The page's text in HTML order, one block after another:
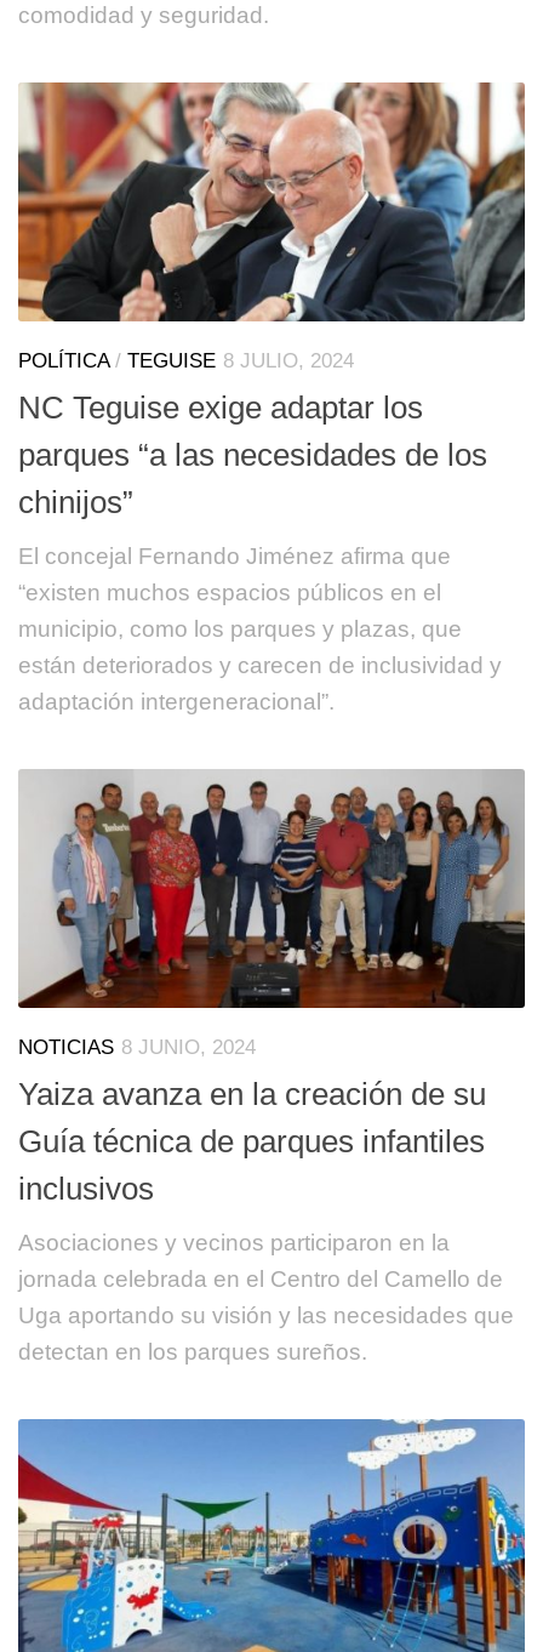
comodidad y seguridad.
POLÍTICA/ TEGUISE 8 JULIO, 2024
NC Teguise exige adaptar los
parques “a las necesidades de los
chinijos”
El concejal Fernando Jiménez afirma que
“existen muchos espacios públicos en el
municipio, como los parques y plazas, que
están deteriorados y carecen de inclusividad y
adaptación intergeneracional”.
NOTICIAS 8 JUNIO, 2024
Yaiza avanza en la creación de su
Guía técnica de parques infantiles
inclusivos
Asociaciones y vecinos participaron en la
jornada celebrada en el Centro del Camello de
Uga aportando su visión y las necesidades que
detectan en los parques sureños.